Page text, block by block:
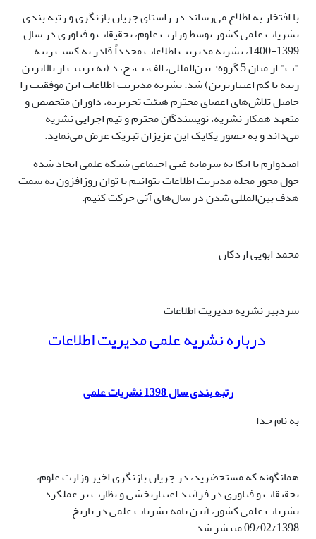
با افتخار به اطلاع می‌رساند در راستای جریان بازنگری و رتبه بندی
نشریات علمی کشور توسط وزارت علوم، تحقیقات و فناوری در سال
1399-1400، نشریه مدیریت اطلاعات مجدداً قادر به کسب رتبه
"ب" از میان 5 گروه: بین‌المللی، الف، ب، ج، د (به ترتیب از بالاترین
رتبه تا کم اعتبارترین) شد. نشریه مدیریت اطلاعات این موفقیت را
حاصل تلاش‌های اعضای محترم هیئت تحریریه، داوران متخصص و
متعهد همکار نشریه، نویسندگان محترم و تیم اجرایی نشریه
می‌داند و به حضور یکایک این عزیزان تبریک عرض می‌نماید.
امیدوارم با اتکا به سرمایه غنی اجتماعی شبکه علمی ایجاد شده
حول محور مجله مدیریت اطلاعات بتوانیم با توان روزافزون به سمت
هدف بین‌المللی شدن در سال‌های آتی حرکت کنیم.
محمد ابویی اردکان
سردبیر نشریه مدیریت اطلاعات
درباره نشریه علمی مدیریت اطلاعات
رتبه بندی سال 1398 نشریات علمی
به نام خدا
همانگونه که مستحضرید، در جریان بازنگری اخیر وزارت علوم،
تحقیقات و فناوری در فرآیند اعتباربخشی و نظارت بر عملکرد
نشریات علمی کشور، آیین نامه نشریات علمی در تاریخ
09/02/1398 منتشر شد.